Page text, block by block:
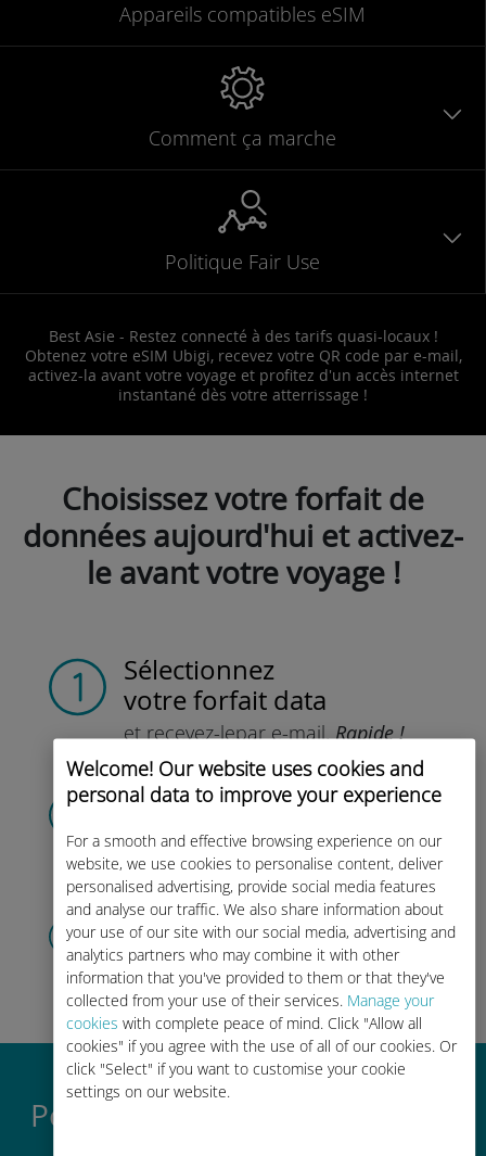
Welcome! Our website uses cookies and
personal data to improve your experience
For a smooth and effective browsing experience on our
website, we use cookies to personalise content, deliver
personalised advertising, provide social media features
and analyse our traffic. We also share information about
your use of our site with our social media, advertising and
analytics partners who may combine it with other
information that you've provided to them or that they've
collected from your use of their services. Manage your
cookies with complete peace of mind. Click "Allow all
cookies" if you agree with the use of all of our cookies. Or
click "Select" if you want to customise your cookie
settings on our website.
Appareils compatibles eSIM
Comment ça marche
Politique Fair Use
Best Asie - Restez connecté à des tarifs quasi-locaux !
Obtenez votre eSIM Ubigi, recevez votre QR code par e-mail,
activez-la avant votre voyage et profitez d'un accès internet
instantané dès votre atterrissage !
Choisissez votre forfait de
données aujourd'hui et activez-
le avant votre voyage !
Sélectionnez
votre forfait data
et recevez-lepar e-mail. Rapide !
Scannezle QR code
pour activer votre forfait
et installer
l'eSIM Ubigi. Efficace !
Créez votre compte
pour utiliser votre forfait,consulter
votre solde et recharger. Profitez !
Pourquoi l'eSIM internationale